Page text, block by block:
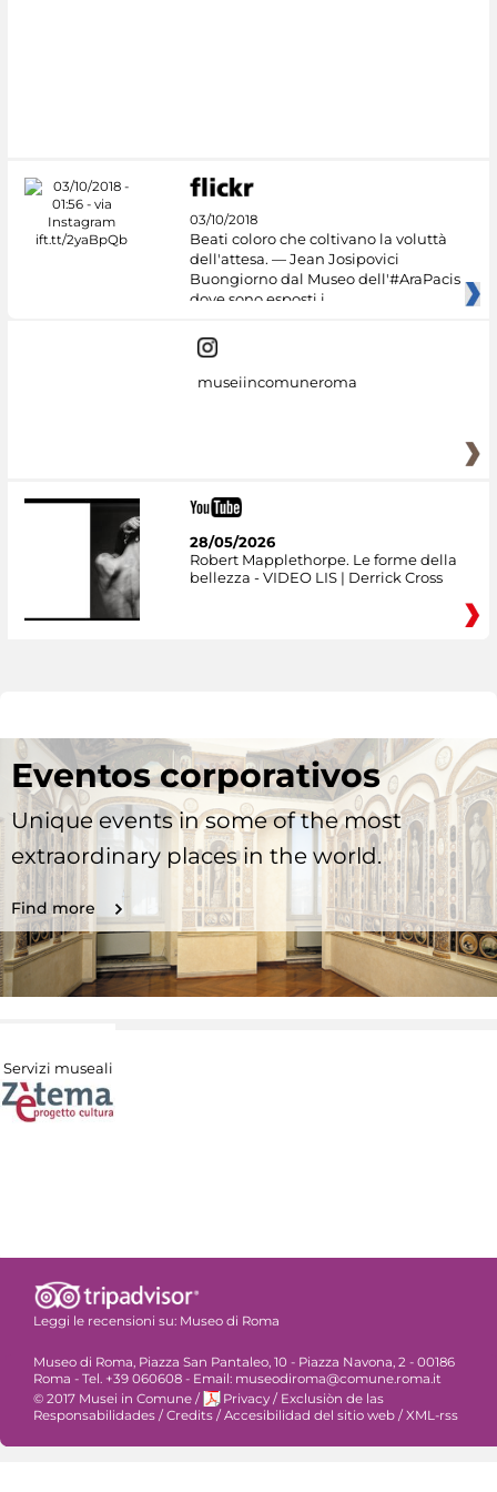
03/10/2018
Beati coloro che coltivano la voluttà
dell'attesa. — Jean Josipovici
Buongiorno dal Museo dell'#AraPacis
dove sono esposti i
museiincomuneroma
28/05/2026
Robert Mapplethorpe. Le forme della
bellezza - VIDEO LIS | Derrick Cross
Eventos corporativos
Unique events in some of the most
extraordinary places in the world.
Find more
Servizi museali
Leggi le recensioni su: Museo di Roma
Museo di Roma, Piazza San Pantaleo, 10 - Piazza Navona, 2 - 00186
Roma - Tel. +39 060608 - Email: museodiroma@comune.roma.it
© 2017 Musei in Comune / Privacy / Exclusiòn de las
Responsabilidades / Credits / Accesibilidad del sitio web / XML-rss